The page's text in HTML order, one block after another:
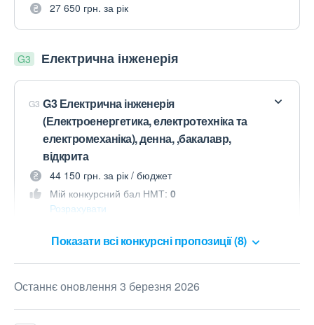
27 650 грн. за рік
G3 Електрична інженерія
G3 G3 Електрична інженерія
(Електроенергетика, електротехніка та
електромеханіка), денна, ,бакалавр,
відкрита
44 150 грн. за рік / бюджет
Мій конкурсний бал НМТ: 0
Розрахувати
Показати всі конкурсні пропозиції (8)
Останнє оновлення 3 березня 2026